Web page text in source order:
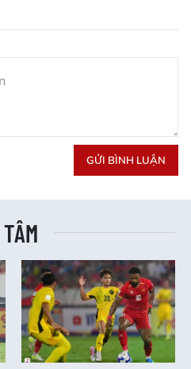
GỬI BÌNH LUẬN